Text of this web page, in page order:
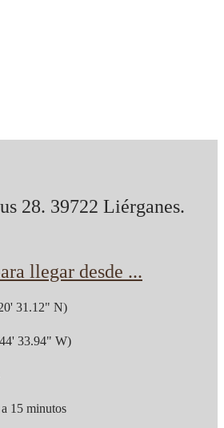
28. 39722 Liérganes.
llegar desde ...
31.12" N)
33.94" W)
15 minutos